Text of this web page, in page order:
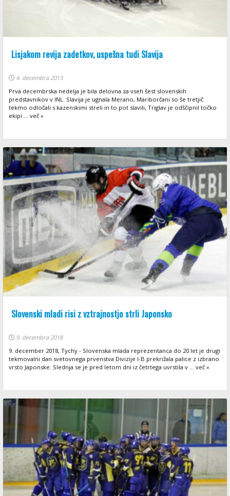
Lisjakom revija zadetkov, uspešna tudi Slavija
4. decembra 2013
Prva decembrska nedelja je bila delovna za vseh šest slovenskih
predstavnikov v INL. Slavija je ugnala Merano, Mariborčani so še tretjič
tekmo odločali s kazenskimi streli in to pot slavili, Triglav je odščipnil točko
ekipi ... več »
Slovenski mladi risi z vztrajnostjo strli Japonsko
9. decembra 2018
9. december 2018, Tychy - Slovenska mlada reprezentanca do 20 let je drugi
tekmovalni dan svetovnega prvenstva Divizije I-B prekrižala palice z izbrano
vrsto Japonske. Slednja se je pred letom dni iz četrtega uvrstila v ... več »